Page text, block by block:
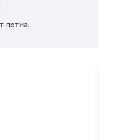
петна.